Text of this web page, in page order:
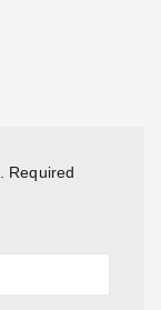
Required